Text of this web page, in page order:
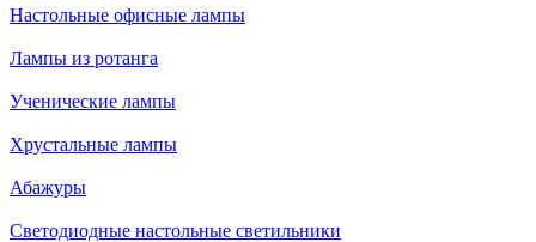
Настольные офисные лампы
Лампы из ротанга
Ученические лампы
Хрустальные лампы
Абажуры
Светодиодные настольные светильники